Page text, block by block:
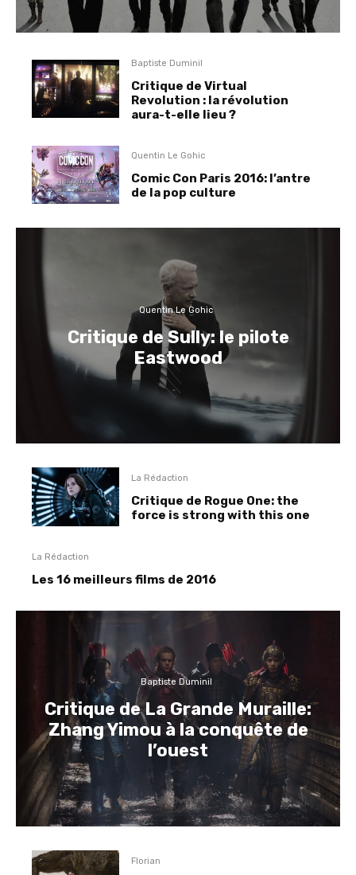
Baptiste Duminil
Critique de Virtual
Revolution : la révolution
aura-t-elle lieu ?
Quentin Le Gohic
Comic Con Paris 2016: l’antre
de la pop culture
Quentin Le Gohic
Critique de Sully: le pilote
Eastwood
La Rédaction
Critique de Rogue One: the
force is strong with this one
La Rédaction
Les 16 meilleurs films de 2016
Baptiste Duminil
Critique de La Grande Muraille:
Zhang Yimou à la conquête de
l’ouest
Florian